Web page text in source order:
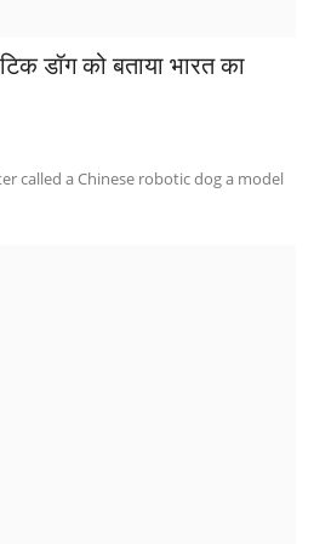
डॉग को बताया भारत का
called a Chinese robotic dog a model